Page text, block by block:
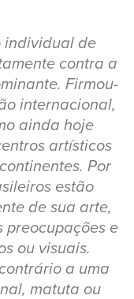
individual de
contra a
Firmou-
internacional,
ainda hoje
artísticos
Por
estão
de sua arte,
preocupações e
ou visuais.
a uma
matuta ou